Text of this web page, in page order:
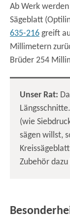
Ab Werk
Sägeblatt
635-216 greift
Millimetern
Brüder 254
Unser Rat:
(wie
sägen willst,
Zubehör